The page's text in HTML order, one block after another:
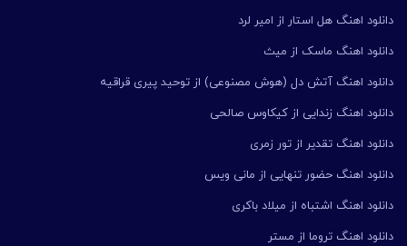
دانلود اهنگ هل استار از امیر لرد
دانلود اهنگ ماسک از میث
دانلود اهنگ آتش دل (هوش مصنوعی) از توحید پیری قراقیه
دانلود اهنگ زندایی از کیکاوس صالحی
دانلود اهنگ تقدیر از تور زمری
دانلود اهنگ حضور تنهایی از مانی ویس
دانلود اهنگ اشتباه از میلاد باکری
دانلود اهنگ تروما از مستر